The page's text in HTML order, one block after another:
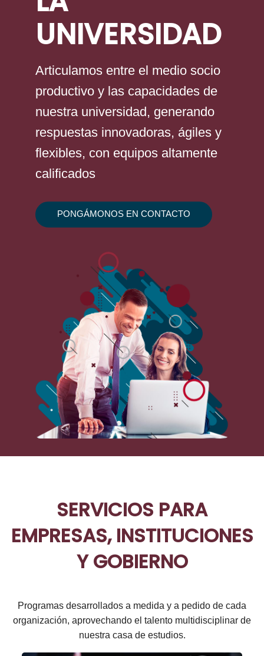
Investigación
UNIVERSIDAD
Articulamos entre el medio socio
productivo y las capacidades de
nuestra universidad, generando
respuestas innovadoras, ágiles y
flexibles, con equipos altamente
calificados
PONGÁMONOS EN CONTACTO
SERVICIOS PARA
EMPRESAS, INSTITUCIONES
Y GOBIERNO
Programas desarrollados a medida y a pedido de cada
organización, aprovechando el talento multidisciplinar de
nuestra casa de estudios.